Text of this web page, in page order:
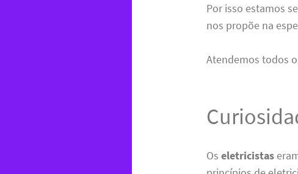
Por isso estamos
nos propõe na
Atendemos todos
Oseletricistas